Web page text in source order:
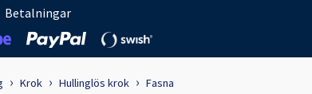
Betalningar
Krok Hullinglös krok Fasna